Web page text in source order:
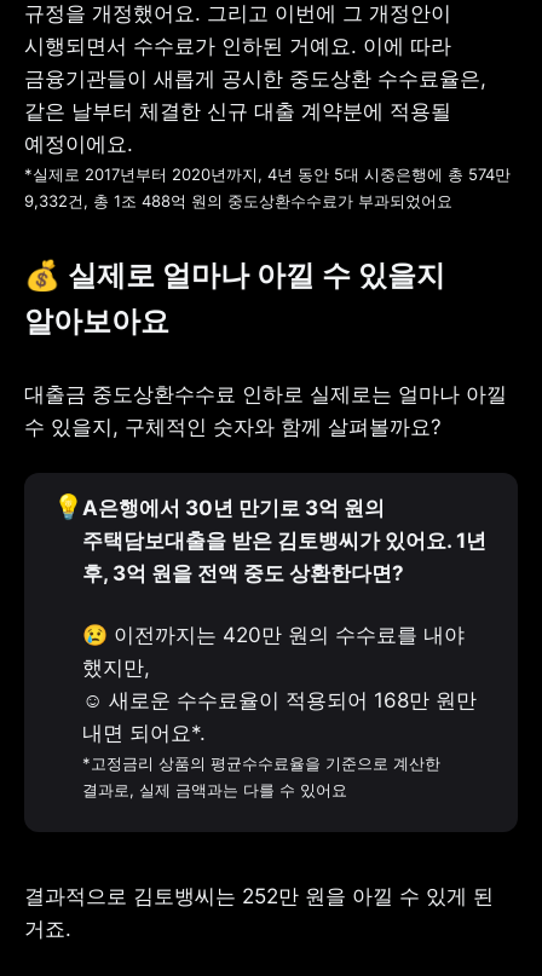
규정을 개정했어요. 그리고 이번에 그 개정안이
시행되면서 수수료가 인하된 거예요. 이에 따라
금융기관들이 새롭게 공시한 중도상환 수수료율은,
같은 날부터 체결한 신규 대출 계약분에 적용될
*실제로 2017년부터 2020년까지, 4년 동안 5대 시중은행에 총 574만
9,332건, 총 1조 488억 원의 중도상환수수료가 부과되었어요
💰 실제로 얼마나 아낄 수 있을지
알아보아요
대출금 중도상환수수료 인하로 실제로는 얼마나 아낄
수 있을지, 구체적인 숫자와 함께 살펴볼까요?
💡A은행에서 30년 만기로 3억 원의
주택담보대출을 받은 김토뱅씨가 있어요. 1년
후, 3억 원을 전액 중도 상환한다면?
😢 이전까지는 420만 원의 수수료를 내야
했지만,
☺️ 새로운 수수료율이 적용되어 168만 원만
*고정금리 상품의 평균수수료율을 기준으로 계산한
결과로, 실제 금액과는 다를 수 있어요
결과적으로 김토뱅씨는 252만 원을 아낄 수 있게 된
거죠.